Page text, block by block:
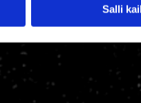
Salli